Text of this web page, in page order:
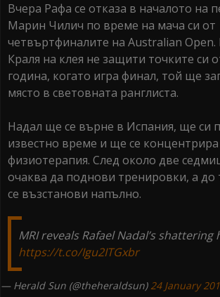
Вчера Рафа се отказа в началото на
Марин Чилич по време на мача си от
четвъртфиналите на Australian
Краля на клея не защити точките си
година, когато игра финал, той ще
място в световната ранглиста.
Надал ще се върне в Испания, ще си
известно време и ще се
физиотерапия. След около две
очаква да поднови тренировки, а до
се възстанови напълно.
MRI reveals Rafael Nadal’s shattering
https://t.co/Igu2ITGxbr
— Herald Sun (@theheraldsun) 24 January